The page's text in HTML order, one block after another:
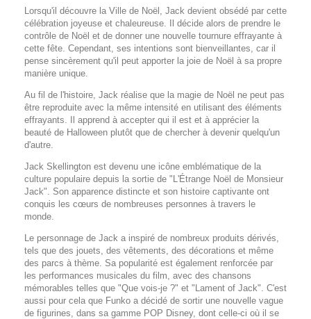
Lorsqu'il découvre la Ville de Noël, Jack devient obsédé par cette
célébration joyeuse et chaleureuse. Il décide alors de prendre le
contrôle de Noël et de donner une nouvelle tournure effrayante à
cette fête. Cependant, ses intentions sont bienveillantes, car il
pense sincèrement qu'il peut apporter la joie de Noël à sa propre
manière unique.
Au fil de l'histoire, Jack réalise que la magie de Noël ne peut pas
être reproduite avec la même intensité en utilisant des éléments
effrayants. Il apprend à accepter qui il est et à apprécier la
beauté de Halloween plutôt que de chercher à devenir quelqu'un
d'autre.
Jack Skellington est devenu une icône emblématique de la
culture populaire depuis la sortie de "L'Étrange Noël de Monsieur
Jack". Son apparence distincte et son histoire captivante ont
conquis les cœurs de nombreuses personnes à travers le
monde.
Le personnage de Jack a inspiré de nombreux produits dérivés,
tels que des jouets, des vêtements, des décorations et même
des parcs à thème. Sa popularité est également renforcée par
les performances musicales du film, avec des chansons
mémorables telles que "Que vois-je ?" et "Lament of Jack". C'est
aussi pour cela que Funko a décidé de sortir une nouvelle vague
de figurines, dans sa gamme POP Disney, dont celle-ci où il se